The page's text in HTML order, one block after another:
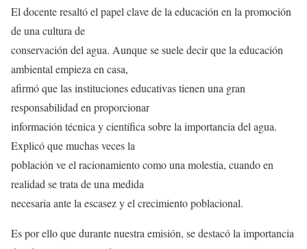
El docente resaltó el papel clave de la educación en la promoción
de una cultura de
conservación del agua. Aunque se suele decir que la educación
ambiental empieza en casa,
afirmó que las instituciones educativas tienen una gran
responsabilidad en proporcionar
información técnica y científica sobre la importancia del agua.
Explicó que muchas veces la
población ve el racionamiento como una molestia, cuando en
realidad se trata de una medida
necesaria ante la escasez y el crecimiento poblacional.
Es por ello que durante nuestra emisión, se destacó la importancia